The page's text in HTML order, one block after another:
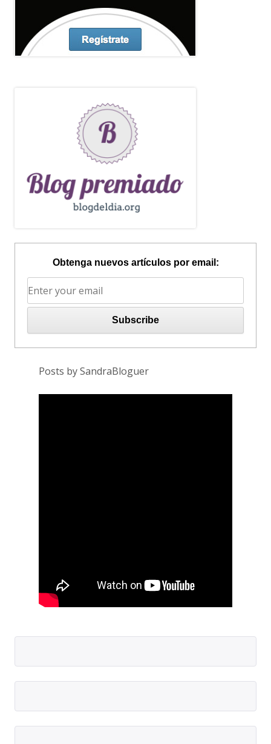
Obtenga nuevos artículos por email:
Posts by SandraBloguer